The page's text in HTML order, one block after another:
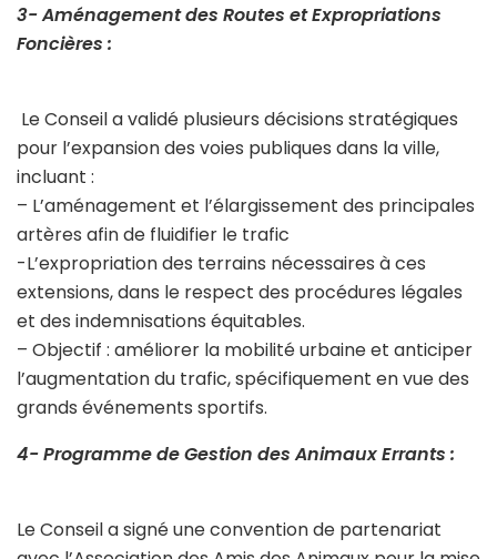
3- Aménagement des Routes et Expropriations
Foncières :
Le Conseil a validé plusieurs décisions stratégiques
pour l’expansion des voies publiques dans la ville,
incluant :
– L’aménagement et l’élargissement des principales
artères afin de fluidifier le trafic
-L’expropriation des terrains nécessaires à ces
extensions, dans le respect des procédures légales
et des indemnisations équitables.
– Objectif : améliorer la mobilité urbaine et anticiper
l’augmentation du trafic, spécifiquement en vue des
grands événements sportifs.
4️- Programme de Gestion des Animaux Errants :
Le Conseil a signé une convention de partenariat